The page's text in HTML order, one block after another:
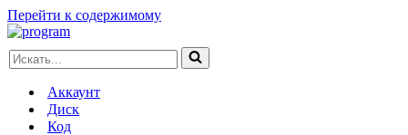
Перейти к содержимому
Искать...
Аккаунт
Диск
Код